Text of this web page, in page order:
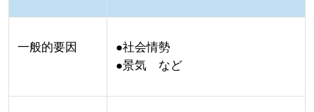
一般的要因
●社会情勢
●景気 など